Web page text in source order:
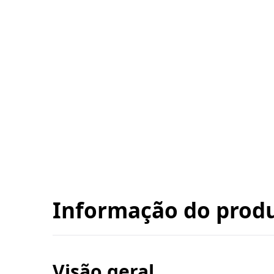
Informação do